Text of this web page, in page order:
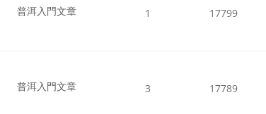
普洱入門文章 1 17799
普洱入門文章 3 17789